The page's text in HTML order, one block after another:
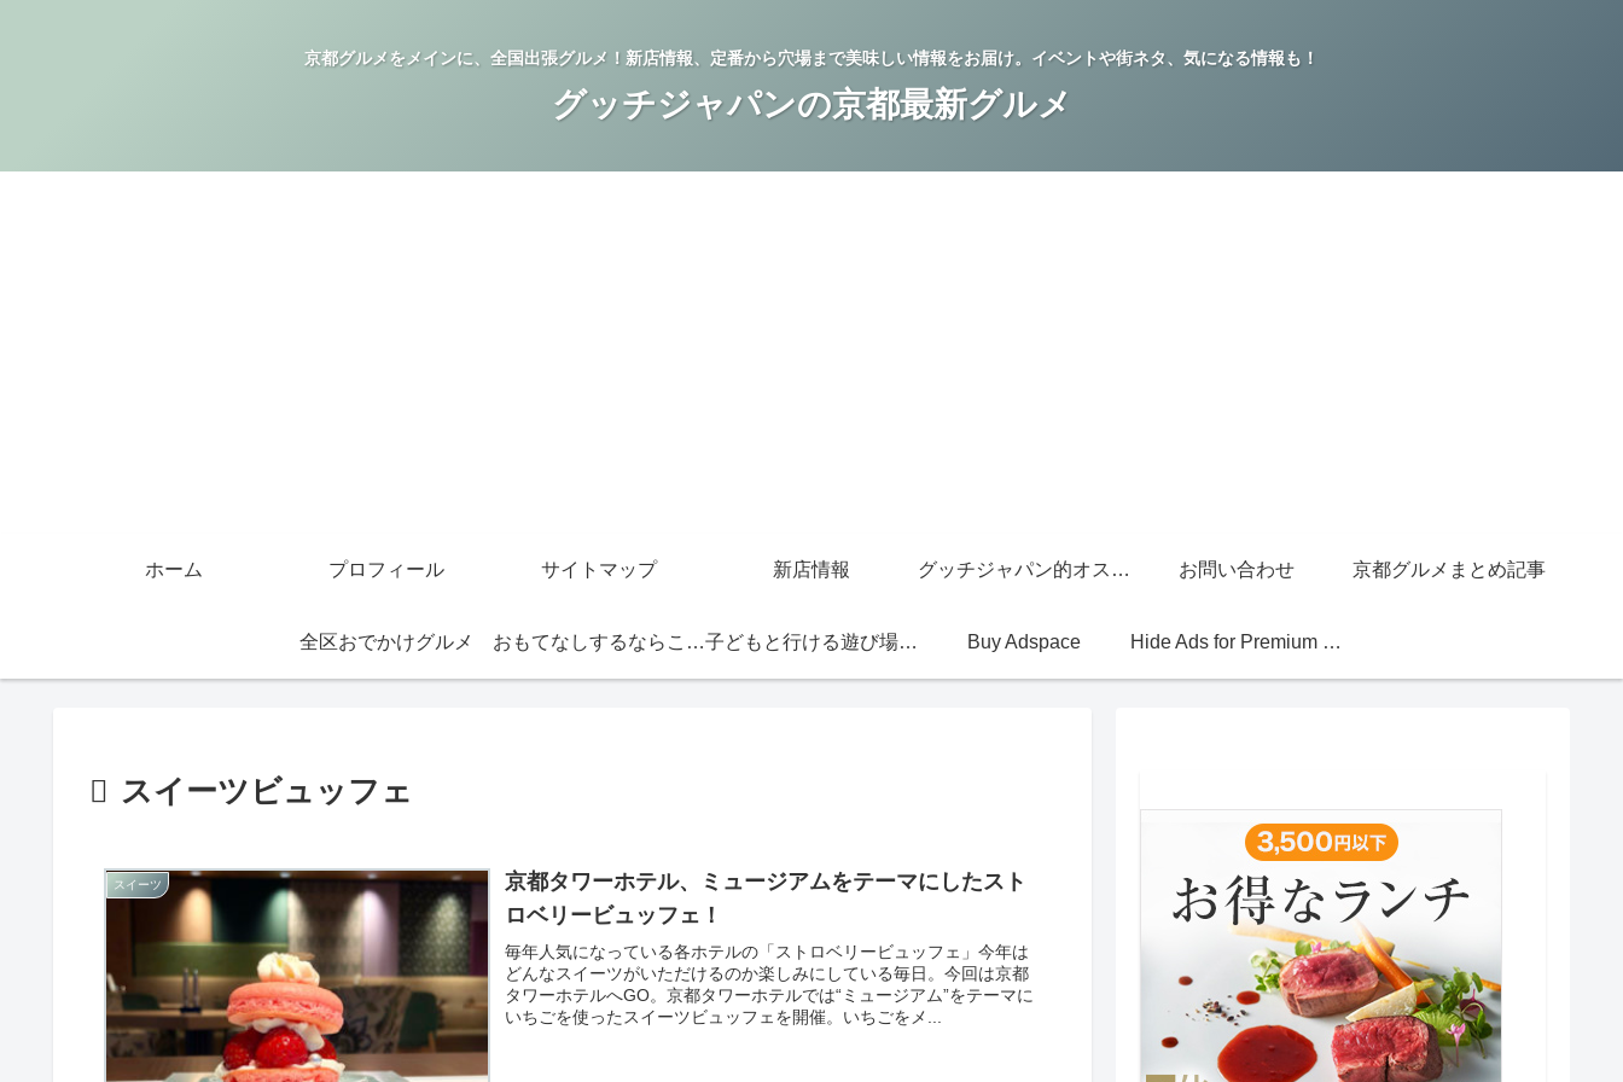
京都グルメをメインに、全国出張グルメ！新店情報、定番から穴場まで美味しい情報をお届け。イベントや街ネタ、気になる情報も！
グッチジャパンの京都最新グルメ
ホーム プロフィール サイトマップ 新店情報 グッチジャパン的オススメ店 お問い合わせ 京都グルメまとめ記事
全区おでかけグルメ おもてなしするならこの店 子どもと行ける遊び場・お店 Buy Adspace Hide Ads for Premium Members
スイーツビュッフェ
スイーツ
京都タワーホテル、ミュージアムをテーマにしたスト
ロベリービュッフェ！
毎年人気になっている各ホテルの「ストロベリービュッフェ」今年は
どんなスイーツがいただけるのか楽しみにしている毎日。今回は京都
タワーホテルへGO。京都タワーホテルでは“ミュージアム”をテーマに
いちごを使ったスイーツビュッフェを開催。いちごをメ...